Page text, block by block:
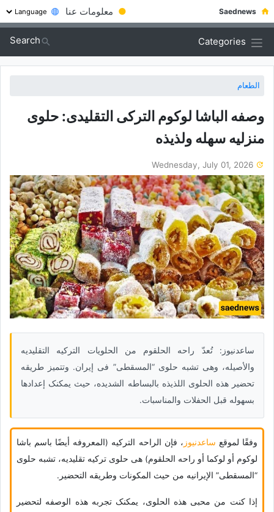
Saednews
● معلومات عنا
Categories
Search
الطعام
وصفه الباشا لوکوم الترکی التقلیدی: حلوى
منزلیه سهله ولذیذه
ساعدنیوز: تُعدّ راحه الحلقوم من الحلویات الترکیه التقلیدیه
والأصیله، وهی تشبه حلوى “المسقطی” فی إیران. وتتمیز طریقه
تحضیر هذه الحلوى اللذیذه بالبساطه الشدیده، حیث یمکنک إعدادها
بسهوله قبل الحفلات والمناسبات.
وفقًا لموقع ساعدنیوز ، فإن الراحه الترکیه (المعروفه أیضًا باسم باشا
لوکوم أو لوکما أو راحه الحلقوم) هی حلوى ترکیه تقلیدیه، تشبه حلوى
“المسقطی” الإیرانیه من حیث المکونات وطریقه التحضیر.
إذا کنت من محبی هذه الحلوى، یمکنک تجربه هذه الوصفه لتحضیر